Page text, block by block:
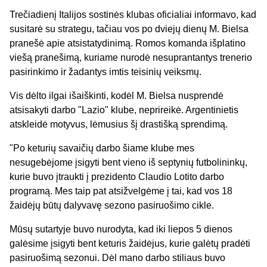
Trečiadienį Italijos sostinės klubas oficialiai informavo, kad
susitarė su strategu, tačiau vos po dviejų dienų M. Bielsa
pranešė apie atsistatydinimą. Romos komanda išplatino
viešą pranešimą, kuriame nurodė nesuprantantys trenerio
pasirinkimo ir žadantys imtis teisinių veiksmų.
Vis dėlto ilgai išaiškinti, kodėl M. Bielsa nusprendė
atsisakyti darbo "Lazio" klube, neprireikė. Argentinietis
atskleidė motyvus, lėmusius šį drastišką sprendimą.
"Po keturių savaičių darbo šiame klube mes
nesugebėjome įsigyti bent vieno iš septynių futbolininkų,
kurie buvo įtraukti į prezidento Claudio Lotito darbo
programą. Mes taip pat atsižvelgėme į tai, kad vos 18
žaidėjų būtų dalyvavę sezono pasiruošimo cikle.
Mūsų sutartyje buvo nurodyta, kad iki liepos 5 dienos
galėsime įsigyti bent keturis žaidėjus, kurie galėtų pradėti
pasiruošimą sezonui. Dėl mano darbo stiliaus buvo